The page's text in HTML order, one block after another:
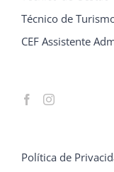
Técnico de
CEF Assistente
Política de